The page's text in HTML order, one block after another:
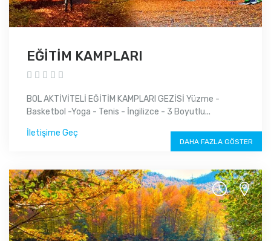
EĞİTİM KAMPLARI
BOL AKTİVİTELİ EĞİTİM KAMPLARI GEZİSİ Yüzme -
Basketbol -Yoga - Tenis - İngilizce - 3 Boyutlu...
İletişime Geç
DAHA FAZLA GÖSTER